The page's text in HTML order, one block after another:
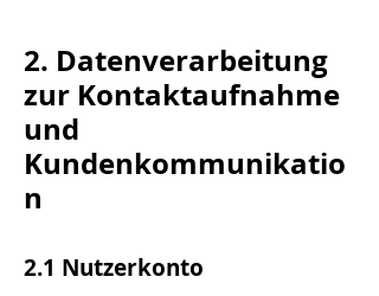
2. Datenverarbeitung
zur Kontaktaufnahme
und
Kundenkommunikatio
n
2.1 Nutzerkonto